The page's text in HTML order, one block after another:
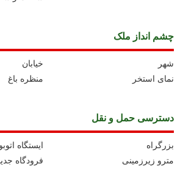
چشم انداز ملک
خیابان
شهر
منظره باغ
نمای استخر
دسترسی حمل و نقل
ايستگاه
بزرگراه
فرودگاه
مترو زیرزمینی